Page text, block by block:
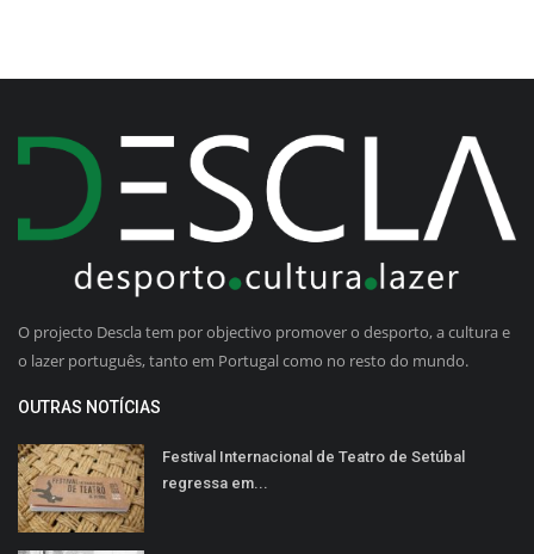
O projecto Descla tem por objectivo promover o desporto, a cultura e
o lazer português, tanto em Portugal como no resto do mundo.
OUTRAS NOTÍCIAS
Festival Internacional de Teatro de Setúbal
regressa em...